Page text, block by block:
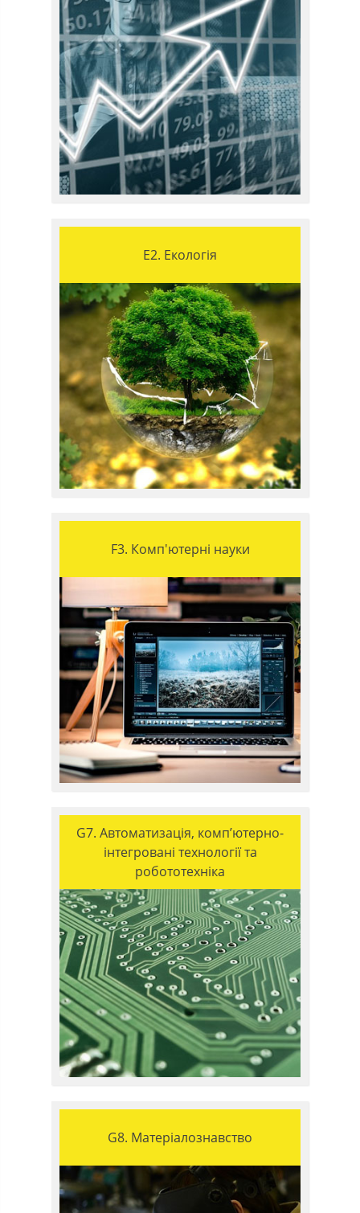
E2. Екологія
F3. Комп'ютерні науки
G7. Автоматизація, комп’ютерно-
інтегровані технології та
робототехніка
G8. Матеріалознавство